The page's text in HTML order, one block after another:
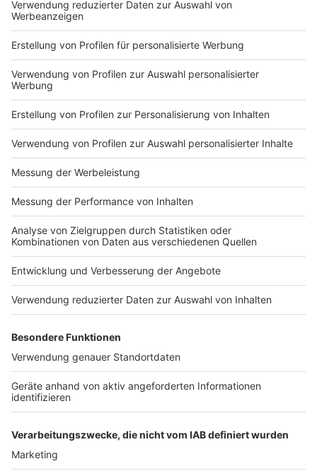
Polizei Düsseldorf
Von der Düsseldorfer Polizei haben wir bis heute (26.
Januar 2021)
leider keine Antwort
Anzeige
Mehr Infos zu diesem Thema
Umfrage der Hans-Böckler-Stiftung zum Them
Studie der Universität Mannheim zum Thema
Homeoffice von Dezember 2020
Motivationskicks fürs Homeoffice
Dürfen Arbeitgeber ihre Mitarbeiter im Homeoffice
überwachen?
Anzeige